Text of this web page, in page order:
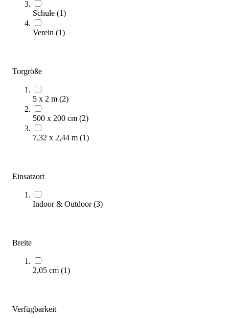
Schule (1)
Verein (1)
Torgröße
5 x 2 m (2)
500 x 200 cm (2)
7,32 x 2,44 m (1)
Einsatzort
Indoor & Outdoor(3)
Breite
2,05 cm (1)
Verfügbarkeit
Engmaschiges Jugendtornetz
319,00 €
Sofort lieferbar
ÖKO Fußballtornetze aus Polymilchsäure
Zum Produkt